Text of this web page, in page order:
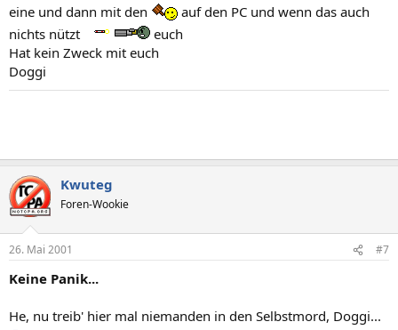
eine und dann mit den
auf den PC und wenn das auch
nichts nützt
euch
Hat kein Zweck mit euch
Doggi
Kwuteg
Foren-Wookie
26. Mai 2001 #7
Keine Panik...
He, nu treib' hier mal niemanden in den Selbstmord, Doggi...